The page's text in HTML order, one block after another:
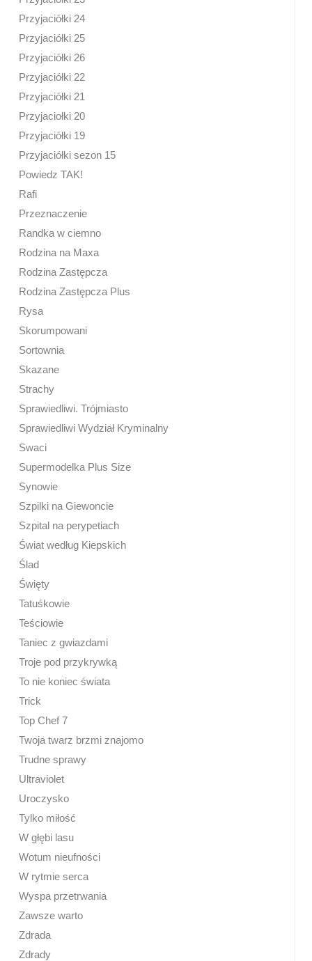
Przyjaciółki 24
Przyjaciółki 25
Przyjaciółki 26
Przyjaciółki 22
Przyjaciółki 21
Przyjaciołki 20
Przyjaciółki 19
Przyjaciółki sezon 15
Powiedz TAK!
Rafi
Przeznaczenie
Randka w ciemno
Rodzina na Maxa
Rodzina Zastępcza
Rodzina Zastępcza Plus
Rysa
Skorumpowani
Sortownia
Skazane
Strachy
Sprawiedliwi. Trójmiasto
Sprawiedliwi Wydział Kryminalny
Swaci
Supermodelka Plus Size
Synowie
Szpilki na Giewoncie
Szpital na perypetiach
Świat według Kiepskich
Ślad
Święty
Tatuśkowie
Teściowie
Taniec z gwiazdami
Troje pod przykrywką
To nie koniec świata
Trick
Top Chef 7
Twoja twarz brzmi znajomo
Trudne sprawy
Ultraviolet
Uroczysko
Tylko miłość
W głębi lasu
Wotum nieufności
W rytmie serca
Wyspa przetrwania
Zawsze warto
Zdrada
Zdrady